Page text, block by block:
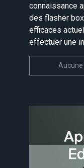
connaissance
des flasher
efficaces
effectuer une